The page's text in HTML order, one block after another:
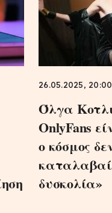
26.05.2025, 20:00
Όλγα
OnlyFans
ο κόσμος
δυσκολία»